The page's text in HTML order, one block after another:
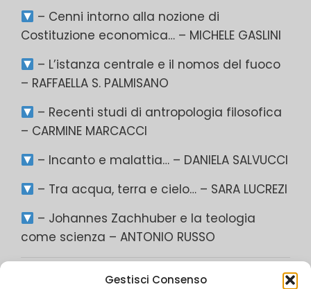
Gestisci Consenso
– Cenni intorno alla nozione di
Costituzione economica… – MICHELE GASLINI
– L’istanza centrale e il nomos del fuoco
– RAFFAELLA S. PALMISANO
– Recenti studi di antropologia filosofica
– CARMINE MARCACCI
– Incanto e malattia… – DANIELA SALVUCCI
– Tra acqua, terra e cielo… – SARA LUCREZI
– Johannes Zachhuber e la teologia
come scienza – ANTONIO RUSSO
Torna alla lista delle pubblicazioni